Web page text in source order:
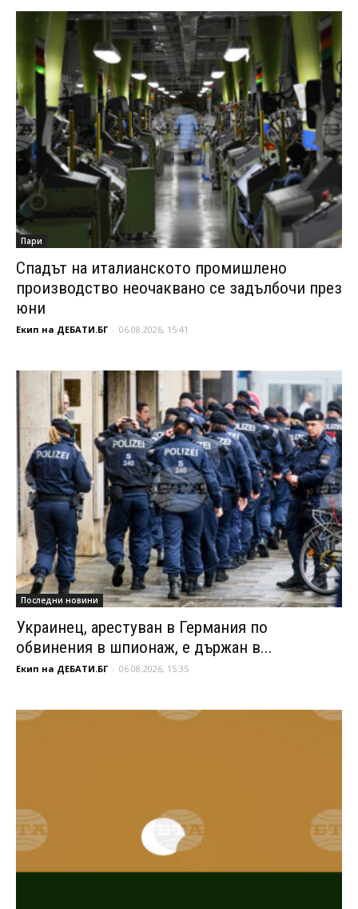
Пари
Спадът на италианското промишлено
производство неочаквано се задълбочи през
юни
Екип на ДЕБАТИ.БГ - 06.08.2026, 15:41
Последни новини
Украинец, арестуван в Германия по
обвинения в шпионаж, е държан в...
Екип на ДЕБАТИ.БГ - 06.08.2026, 15:35